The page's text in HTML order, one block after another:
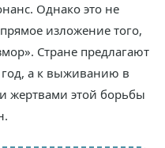
Однако это не
изложение того,
Стране предлагают
год, а к выживанию в
жертвами этой борьбы